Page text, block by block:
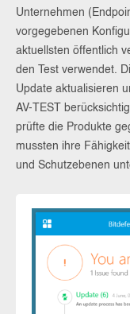
Unternehmen
vorgegebenen
aktuellsten öffentlich
den Test verwendet.
Update aktualisieren
AV-TEST
prüfte die Produkte
mussten ihre
und Schutzebenen